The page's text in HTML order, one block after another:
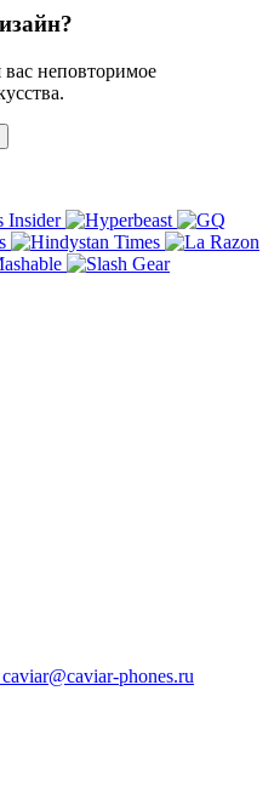
вас неповторимое
caviar@caviar-phones.ru